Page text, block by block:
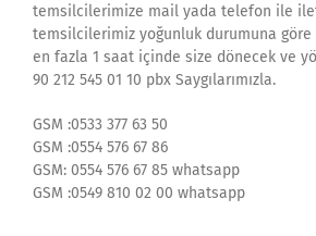
temsilcilerimize mail yada telefon ile
temsilcilerimiz yoğunluk durumuna
en fazla 1 saat içinde size dönecek ve
90 212 545 01 10 pbx Saygılarımızla.
GSM :0533 377 63 50
GSM :0554 576 67 86
GSM: 0554 576 67 85 whatsapp
GSM :0549 810 02 00 whatsapp